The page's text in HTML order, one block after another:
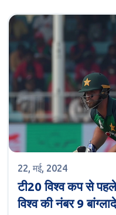
22, मई, 2024
टी20 विश्व कप से
विश्व की नंबर 9